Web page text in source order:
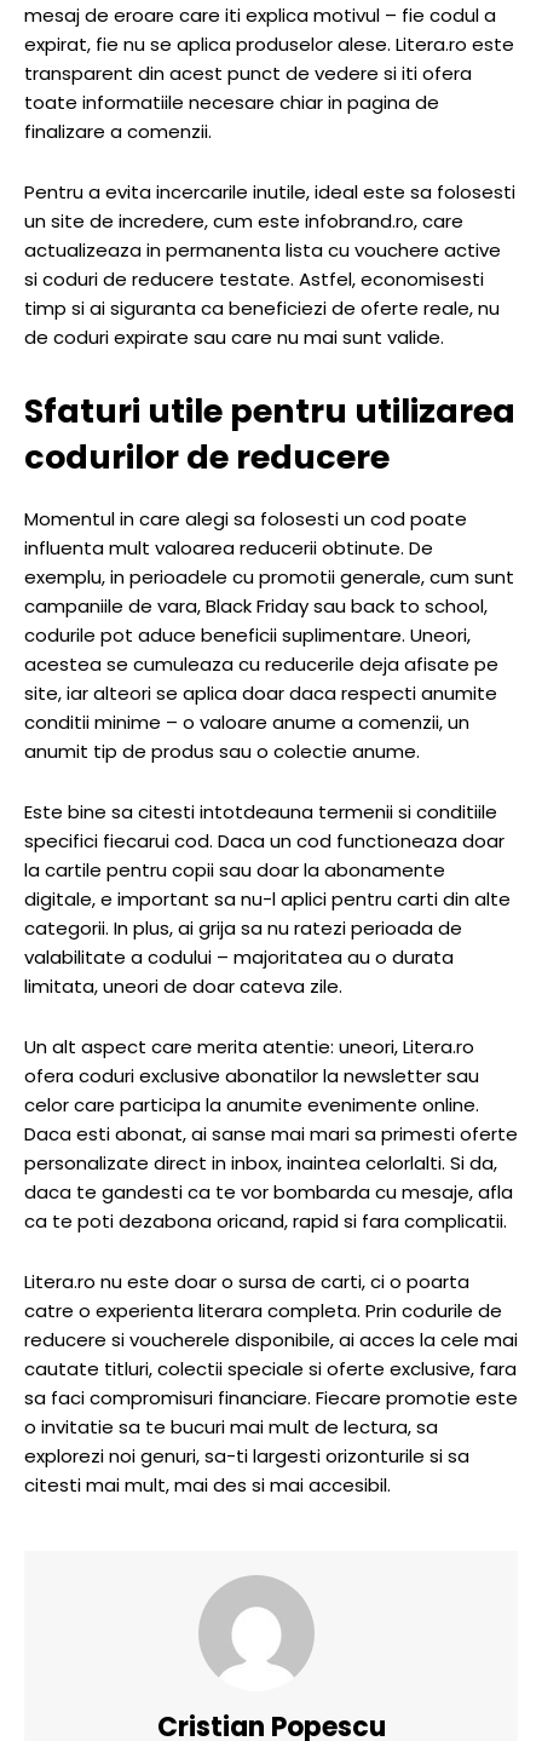
mesaj de eroare care iti explica motivul – fie codul a
expirat, fie nu se aplica produselor alese. Litera.ro este
transparent din acest punct de vedere si iti ofera
toate informatiile necesare chiar in pagina de
finalizare a comenzii.
Pentru a evita incercarile inutile, ideal este sa folosesti
un site de incredere, cum este infobrand.ro, care
actualizeaza in permanenta lista cu vouchere active
si coduri de reducere testate. Astfel, economisesti
timp si ai siguranta ca beneficiezi de oferte reale, nu
de coduri expirate sau care nu mai sunt valide.
Sfaturi utile pentru utilizarea
codurilor de reducere
Momentul in care alegi sa folosesti un cod poate
influenta mult valoarea reducerii obtinute. De
exemplu, in perioadele cu promotii generale, cum sunt
campaniile de vara, Black Friday sau back to school,
codurile pot aduce beneficii suplimentare. Uneori,
acestea se cumuleaza cu reducerile deja afisate pe
site, iar alteori se aplica doar daca respecti anumite
conditii minime – o valoare anume a comenzii, un
anumit tip de produs sau o colectie anume.
Este bine sa citesti intotdeauna termenii si conditiile
specifici fiecarui cod. Daca un cod functioneaza doar
la cartile pentru copii sau doar la abonamente
digitale, e important sa nu-l aplici pentru carti din alte
categorii. In plus, ai grija sa nu ratezi perioada de
valabilitate a codului – majoritatea au o durata
limitata, uneori de doar cateva zile.
Un alt aspect care merita atentie: uneori, Litera.ro
ofera coduri exclusive abonatilor la newsletter sau
celor care participa la anumite evenimente online.
Daca esti abonat, ai sanse mai mari sa primesti oferte
personalizate direct in inbox, inaintea celorlalti. Si da,
daca te gandesti ca te vor bombarda cu mesaje, afla
ca te poti dezabona oricand, rapid si fara complicatii.
Litera.ro nu este doar o sursa de carti, ci o poarta
catre o experienta literara completa. Prin codurile de
reducere si voucherele disponibile, ai acces la cele mai
cautate titluri, colectii speciale si oferte exclusive, fara
sa faci compromisuri financiare. Fiecare promotie este
o invitatie sa te bucuri mai mult de lectura, sa
explorezi noi genuri, sa-ti largesti orizonturile si sa
citesti mai mult, mai des si mai accesibil.
Cristian Popescu